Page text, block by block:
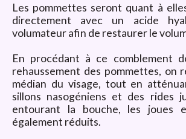
Les pommettes seront quant à
directement avec un acide
volumateur afin de restaurer le
En procédant à ce comblement
rehaussement des pommettes, on
médian du visage, tout en
sillons nasogéniens et des rides
entourant la bouche, les joues
également réduits.